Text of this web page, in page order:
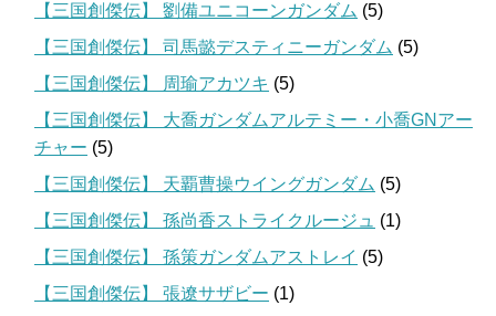
【三国創傑伝】 劉備ユニコーンガンダム (5)
【三国創傑伝】 司馬懿デスティニーガンダム (5)
【三国創傑伝】 周瑜アカツキ (5)
【三国創傑伝】 大喬ガンダムアルテミー・小喬GNアー
チャー (5)
【三国創傑伝】 天覇曹操ウイングガンダム (5)
【三国創傑伝】 孫尚香ストライクルージュ (1)
【三国創傑伝】 孫策ガンダムアストレイ (5)
【三国創傑伝】 張遼サザビー (1)